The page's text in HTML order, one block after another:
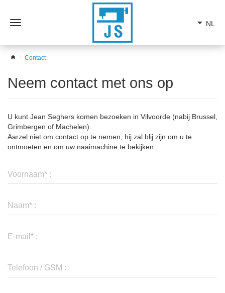
arrow_drop_down NL
home Contact
Neem contact met ons op
U kunt Jean Seghers komen bezoeken in Vilvoorde (nabij Brussel,
Grimbergen of Machelen).
Aarzel niet om contact op te nemen, hij zal blij zijn om u te
ontmoeten en om uw naaimachine te bekijken.
Voornaam* :
Naam* :
E-mail* :
Telefoon / GSM :